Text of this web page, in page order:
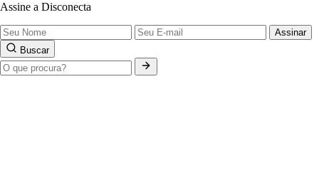
Assine a Disconecta
Assinar
Buscar